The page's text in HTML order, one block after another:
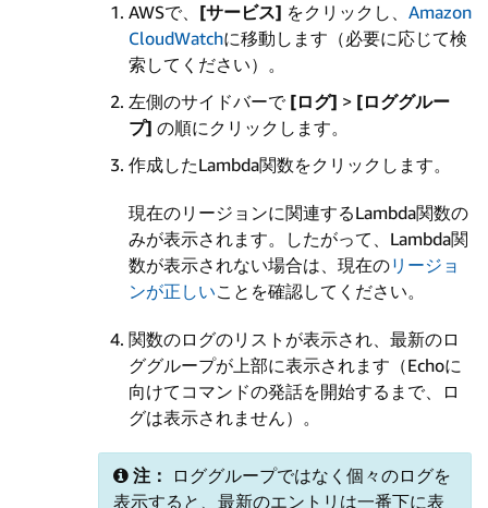
AWSで、 [サービス] をクリックし、 Amazon
CloudWatchに移動します（必要に応じて検
索してください）。
左側のサイドバーで [ログ] > [ロググルー
プ] の順にクリックします。
作成したLambda関数をクリックします。
現在のリージョンに関連するLambda関数の
みが表示されます。したがって、Lambda関
数が表示されない場合は、現在のリージョ
ンが正しいことを確認してください。
関数のログのリストが表示され、最新のロ
ググループが上部に表示されます （Echoに
向けてコマンドの発話を開始するまで、ロ
グは表示されません）。
注：
ロググループではなく個々のログを
表示すると、最新のエントリは一番下に表